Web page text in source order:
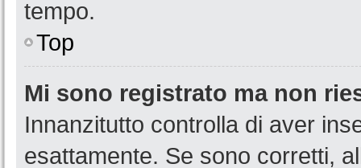
tempo.
Top
Mi sono registrato ma non
Innanzitutto controlla di aver
esattamente. Se sono corretti,